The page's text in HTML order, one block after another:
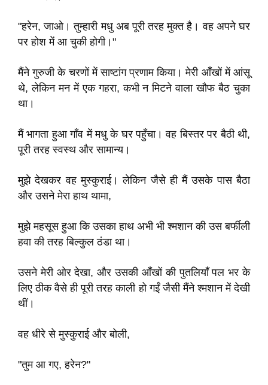
"हरेन, जाओ। तुम्हारी मधु अब पूरी तरह मुक्त है। वह अपने घर
पर होश में आ चुकी होगी।"
मैंने गुरुजी के चरणों में साष्टांग प्रणाम किया। मेरी आँखों में आंसू
थे, लेकिन मन में एक गहरा, कभी न मिटने वाला खौफ बैठ चुका
था।
मैं भागता हुआ गाँव में मधु के घर पहुँचा। वह बिस्तर पर बैठी थी,
पूरी तरह स्वस्थ और सामान्य।
मुझे देखकर वह मुस्कुराई। लेकिन जैसे ही मैं उसके पास बैठा
और उसने मेरा हाथ थामा,
मुझे महसूस हुआ कि उसका हाथ अभी भी श्मशान की उस बर्फीली
हवा की तरह बिल्कुल ठंडा था।
उसने मेरी ओर देखा, और उसकी आँखों की पुतलियाँ पल भर के
लिए ठीक वैसे ही पूरी तरह काली हो गईं जैसी मैंने श्मशान में देखी
थीं।
वह धीरे से मुस्कुराई और बोली,
"तुम आ गए, हरेन?"